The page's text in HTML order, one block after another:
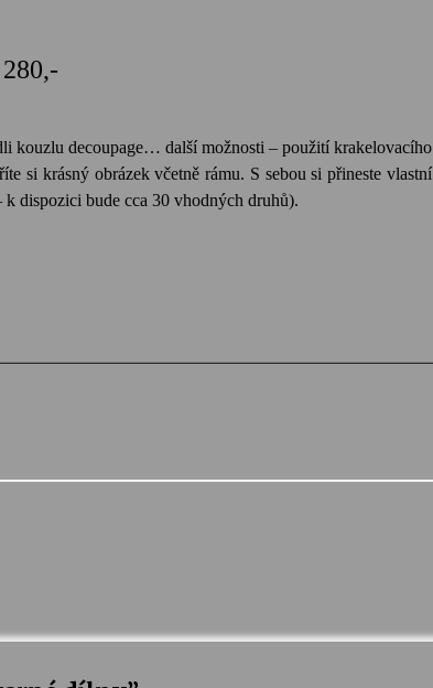
280,-
kouzlu decoupage… další možnosti – použití krakelovacího
si krásný obrázek včetně rámu. S sebou si přineste vlastní
k dispozici bude cca 30 vhodných druhů).